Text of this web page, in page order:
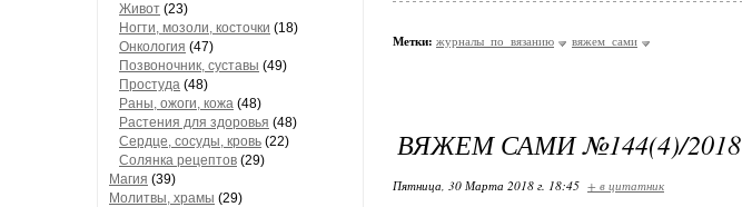
Живот (23)
Ногти, мозоли, косточки (18)
Онкология (47)
Позвоночник, суставы (49)
Простуда (48)
Раны, ожоги, кожа (48)
Растения для здоровья (48)
Сердце, сосуды, кровь (22)
Солянка рецептов (29)
Магия (39)
Молитвы, храмы (29)
Метки: журналы_по_вязанию вяжем_сами
ВЯЖЕМ САМИ №144(4)/2018
Пятница, 30 Марта 2018 г. 18:45 + в цитатник